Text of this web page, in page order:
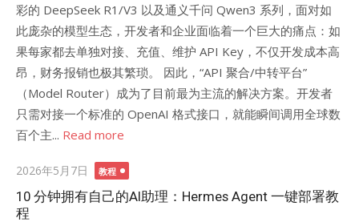
彩的 DeepSeek R1/V3 以及通义千问 Qwen3 系列，面对如
此庞杂的模型生态，开发者和企业面临着一个巨大的痛点：如
果每家都去单独对接、充值、维护 API Key，不仅开发成本高
昂，财务报销也极其繁琐。 因此，“API 聚合/中转平台”
（Model Router）成为了目前最为主流的解决方案。开发者
只需对接一个标准的 OpenAI 格式接口，就能瞬间调用全球数
百个主... Read more
Posted
on
2026年5月7日 教程
10 分钟拥有自己的AI助理：Hermes Agent 一键部署教
程